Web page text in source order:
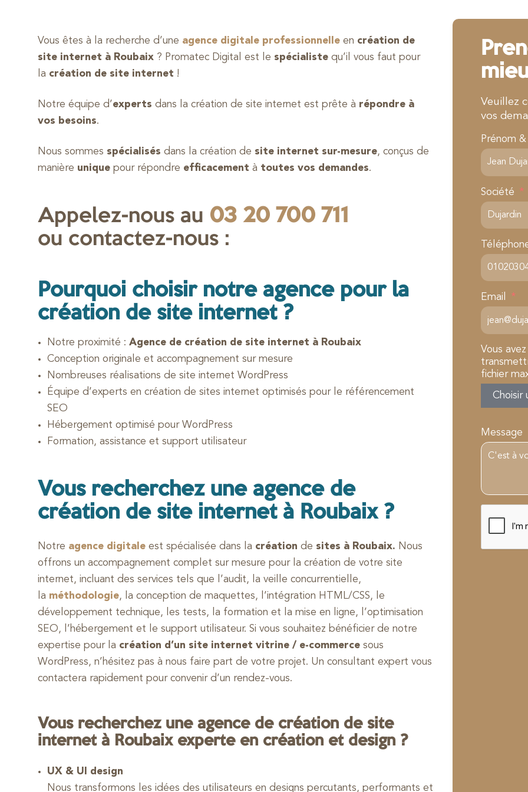
Vous êtes à la recherche d’une agence digitale professionnelle en création de
site internet à Roubaix ? Promatec Digital est le spécialiste qu’il vous faut pour
la création de site internet !
Notre équipe d’experts dans la création de site internet est prête à répondre à
vos besoins.
Nous sommes spécialisés dans la création de site internet sur-mesure, conçus de
manière unique pour répondre efficacement à toutes vos demandes.
Appelez-nous au 03 20 700 711
ou contactez-nous :
Pourquoi choisir notre agence pour la
création de site internet ?
Notre proximité : Agence de création de site internet à Roubaix
Conception originale et accompagnement sur mesure
Nombreuses réalisations de site internet WordPress
Équipe d’experts en création de sites internet optimisés pour le référencement
SEO
Hébergement optimisé pour WordPress
Formation, assistance et support utilisateur
Vous recherchez une agence de
création de site internet à Roubaix ?
Notre agence digitale est spécialisée dans la création de sites à Roubaix. Nous
offrons un accompagnement complet sur mesure pour la création de votre site
internet, incluant des services tels que l’audit, la veille concurrentielle,
la méthodologie, la conception de maquettes, l’intégration HTML/CSS, le
développement technique, les tests, la formation et la mise en ligne, l’optimisation
SEO, l’hébergement et le support utilisateur. Si vous souhaitez bénéficier de notre
expertise pour la création d’un site internet vitrine / e-commerce sous
WordPress, n’hésitez pas à nous faire part de votre projet. Un consultant expert vous
contactera rapidement pour convenir d’un rendez-vous.
Vous recherchez une agence de création de site
internet à Roubaix experte en création et design ?
UX & UI design
Nous transformons les idées des utilisateurs en designs percutants, performants et
Veuillez
vos
Prénom
Société
Email
Vous
fichier
Choisir
Message